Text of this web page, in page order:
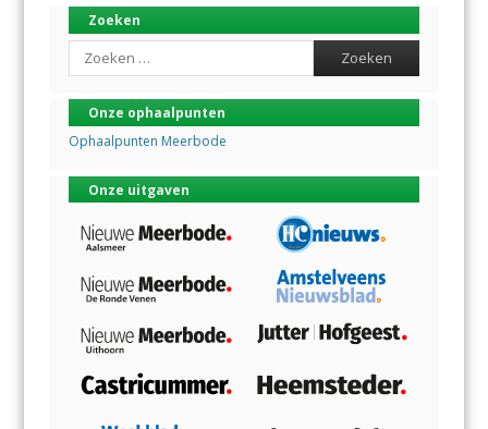
Zoeken
Search
Onze ophaalpunten
Ophaalpunten Meerbode
Onze uitgaven